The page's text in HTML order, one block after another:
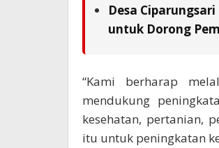
Desa
untuk Dorong
“Kami berharap
mendukung
kesehatan, pertanian,
itu untuk peningkatan